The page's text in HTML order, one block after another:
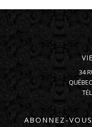
34
QUÉBEC
ABONNEZ-